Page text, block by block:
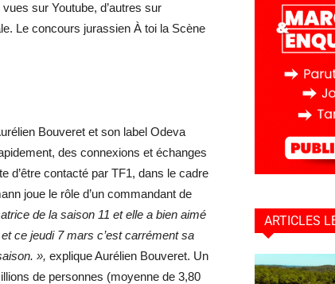
sur Youtube, d’autres sur
Le concours jurassien À toi la Scène
Bouveret et son label Odeva
des connexions et échanges
d’être contacté par TF1, dans le cadre
joue le rôle d’un commandant de
de la saison 11 et elle a bien aimé
ce jeudi 7 mars c’est carrément sa
», explique Aurélien Bouveret. Un
de personnes (moyenne de 3,80
ARTICLES